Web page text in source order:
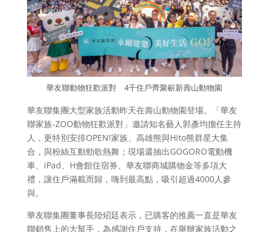
華友聯動物狂歡派對 4千住戶齊聚嶄新壽山動物園
華友聯集團大型家族活動昨天在壽山動物園登場。「華友
聯家族-ZOO動物狂歡派對」邀請知名藝人郭彥均擔任主持
人，更特別安排OPEN!家族、高雄熊與Hito熊群星大集
合，與粉絲互動勁歌熱舞；現場還抽出GOGORO電動機
車、iPad、H會館住宿券、華友聯商城購物金等多項大
禮，讓住戶滿載而歸，嗨到最高點，吸引超過4000人參
與。
華友聯集團董事長陸炤廷表示，已購客的推薦一直是華友
聯銷售上的大幫手，為感謝住戶支持，在舉辦家族活動之